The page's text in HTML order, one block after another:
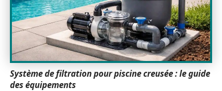
Système de filtration pour piscine creusée : le guide
des équipements